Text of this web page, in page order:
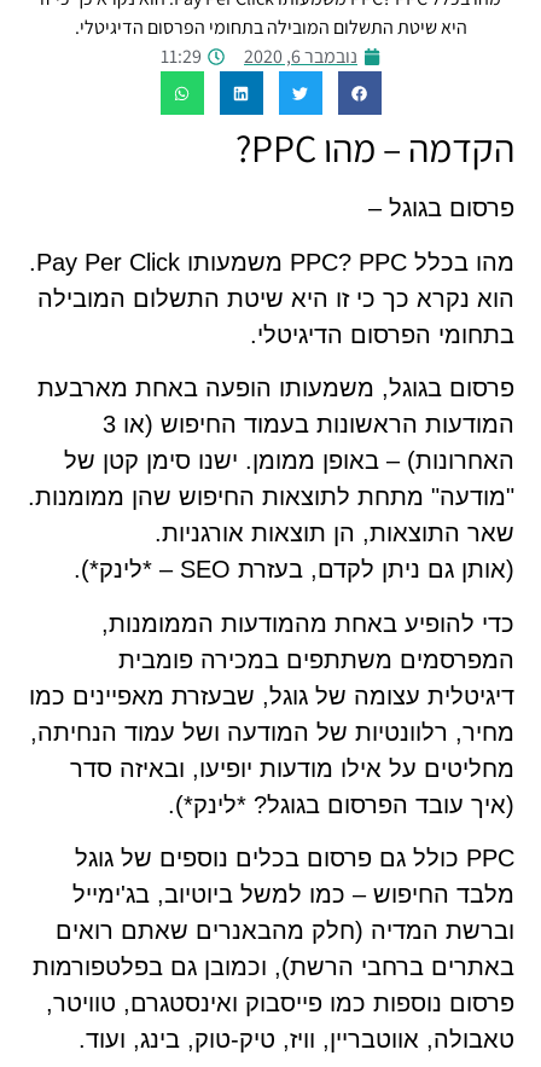
היא שיטת התשלום המובילה בתחומי הפרסום הדיגיטלי.
נובמבר 6, 2020
11:29
הקדמה – מהו PPC?
פרסום בגוגל –
מהו בכלל PPC? PPC משמעותו Pay Per Click.
הוא נקרא כך כי זו היא שיטת התשלום המובילה
בתחומי הפרסום הדיגיטלי.
פרסום בגוגל, משמעותו הופעה באחת מארבעת
המודעות הראשונות בעמוד החיפוש (או 3
האחרונות) – באופן ממומן. ישנו סימן קטן של
"מודעה" מתחת לתוצאות החיפוש שהן ממומנות.
שאר התוצאות, הן תוצאות אורגניות.
(אותן גם ניתן לקדם, בעזרת SEO – *לינק*).
כדי להופיע באחת מהמודעות הממומנות,
המפרסמים משתתפים במכירה פומבית
דיגיטלית עצומה של גוגל, שבעזרת מאפיינים כמו
מחיר, רלוונטיות של המודעה ושל עמוד הנחיתה,
מחליטים על אילו מודעות יופיעו, ובאיזה סדר
(איך עובד הפרסום בגוגל? *לינק*).
PPC כולל גם פרסום בכלים נוספים של גוגל
מלבד החיפוש – כמו למשל ביוטיוב, בג'ימייל
וברשת המדיה (חלק מהבאנרים שאתם רואים
באתרים ברחבי הרשת), וכמובן גם בפלטפורמות
פרסום נוספות כמו פייסבוק ואינסטגרם, טוויטר,
טאבולה, אווטבריין, וויז, טיק-טוק, בינג, ועוד.